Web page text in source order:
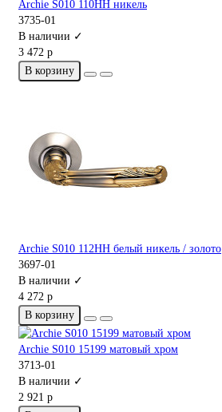
Archie S010 110HH никель
3735-01
В наличии ✓
3 472 р
В корзину
Archie S010 112HH белый никель / золото
3697-01
В наличии ✓
4 272 р
В корзину
Archie S010 15199 матовый хром
3713-01
В наличии ✓
2 921 р